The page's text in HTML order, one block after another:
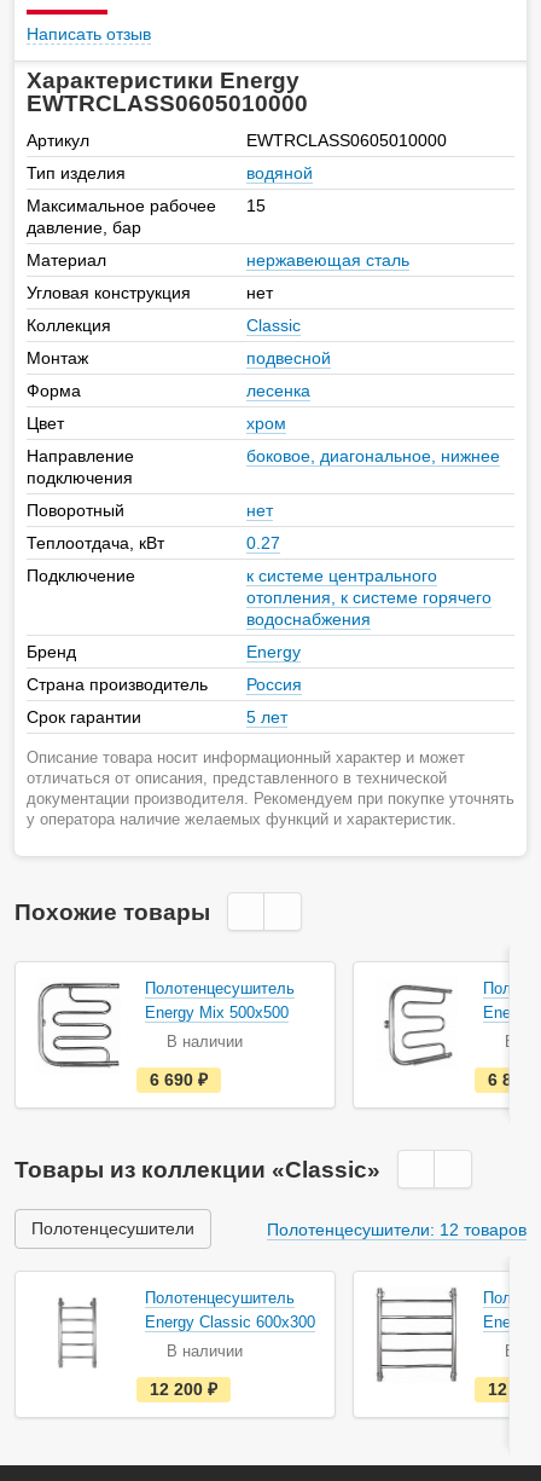
Написать отзыв
Характеристики Energy
EWTRCLASS0605010000
Артикул
EWTRCLASS0605010000
Тип изделия
водяной
Максимальное рабочее
давление, бар
15
Материал
нержавеющая сталь
Угловая конструкция
нет
Коллекция
Classic
Монтаж
подвесной
Форма
лесенка
Цвет
хром
Направление
подключения
боковое, диагональное, нижнее
Поворотный
нет
Теплоотдача, кВт
0.27
Подключение
к системе центрального
отопления, к системе горячего
водоснабжения
Бренд
Energy
Страна производитель
Россия
Срок гарантии
5 лет
Описание товара носит информационный характер и может
отличаться от описания, представленного в технической
документации производителя. Рекомендуем при покупке уточнять
у оператора наличие желаемых функций и характеристик.
Похожие товары
Полотенцесушитель
Energy Mix 500х500
В наличии
е
с
т
а
6 690
Energy
В
6 820
Товары из коллекции «Classic»
Полотенцесушители Полотенцесушители: 12 товаров
Полотенцесушитель
Energy Classic 600х300
В наличии
е
с
т
н
12 200
Energy
В
12